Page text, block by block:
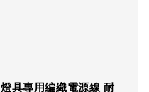
燈具專用編織電源線 耐